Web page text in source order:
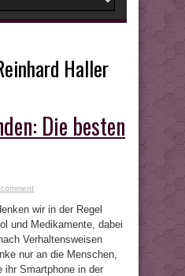
Haller
Die besten
wir in der Regel
und Medikamente, dabei
Verhaltensweisen
nur an die Menschen,
ihr Smartphone in der